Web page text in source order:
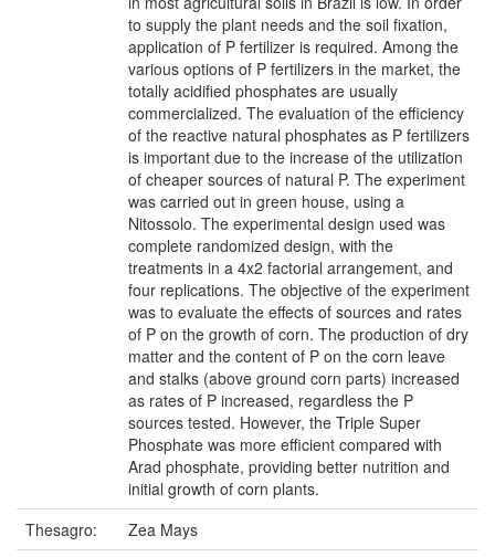
to supply the plant needs and the soil fixation,
application of P fertilizer is required. Among the
various options of P fertilizers in the market, the
totally acidified phosphates are usually
commercialized. The evaluation of the efficiency
of the reactive natural phosphates as P fertilizers
is important due to the increase of the utilization
of cheaper sources of natural P. The experiment
was carried out in green house, using a
Nitossolo. The experimental design used was
complete randomized design, with the
treatments in a 4x2 factorial arrangement, and
four replications. The objective of the experiment
was to evaluate the effects of sources and rates
of P on the growth of corn. The production of dry
matter and the content of P on the corn leave
and stalks (above ground corn parts) increased
as rates of P increased, regardless the P
sources tested. However, the Triple Super
Phosphate was more efficient compared with
Arad phosphate, providing better nutrition and
initial growth of corn plants.
Thesagro:
Zea Mays